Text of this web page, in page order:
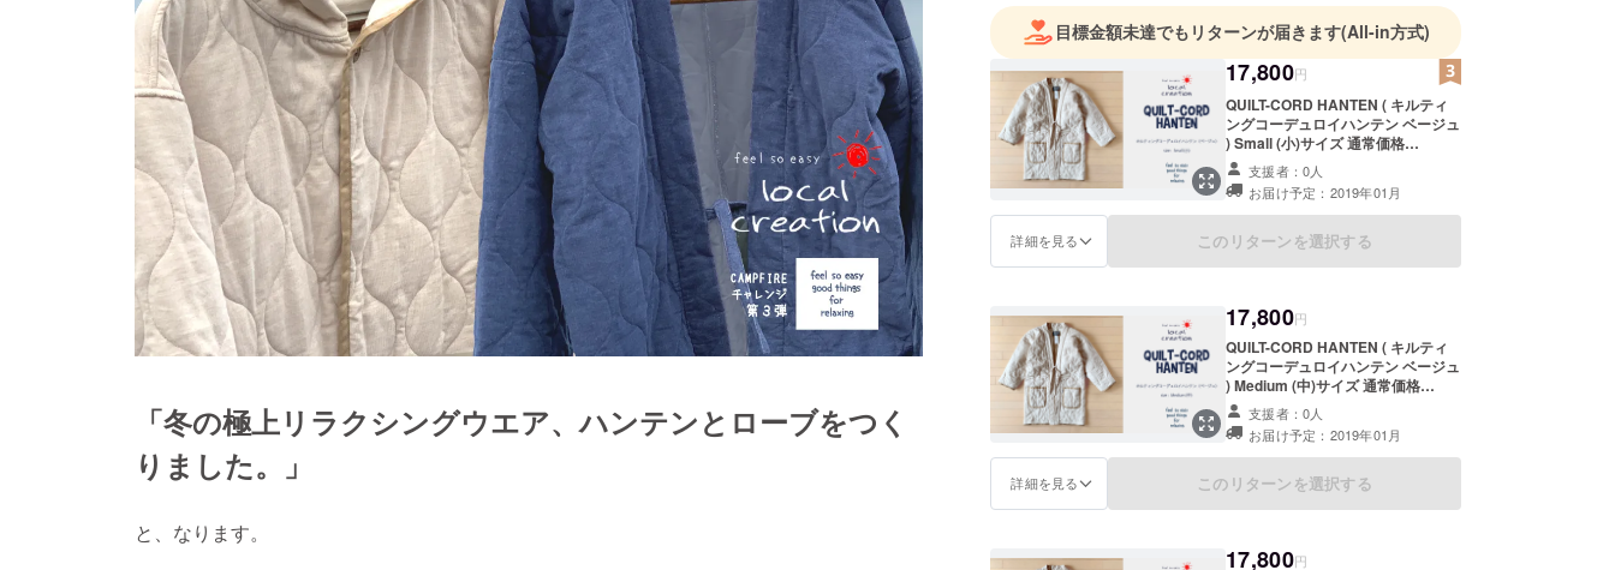
「冬の極上リラクシングウエア、ハンテンとローブをつく
りました。」
と、なります。
目標金額未達でもリターンが届きます(All-in方式)
17,800円
QUILT-CORD HANTEN ( キルティ
ングコーデュロイハンテン ベージュ
) Small (小)サイズ 通常価格
¥22,800+tax のところ、CAMPFIRE
特別価格 ¥17,800 (税、送料込)。 ※
サイズ詳細はプロジェクト本文に記
載しております。 サイズが不安な方
はメッセージにてお問い合わせくだ
支援者：0人
お届け予定：2019年01月
詳細を見る このリターンを選択する
17,800円
QUILT-CORD HANTEN ( キルティ
ングコーデュロイハンテン ベージュ
) Medium (中)サイズ 通常価格
¥22,800+tax のところ、CAMPFIRE
特別価格 ¥17,800 (税、送料込)。 ※
サイズ詳細はプロジェクト本文に記
載しております。 サイズが不安な方
はメッセージにてお問い合わせくだ
支援者：0人
お届け予定：2019年01月
詳細を見る このリターンを選択する
17,800円